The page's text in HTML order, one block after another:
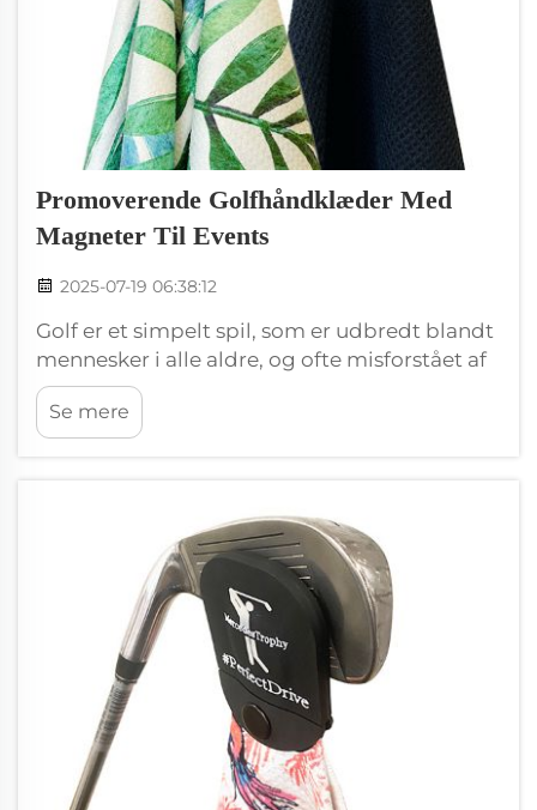
Promoverende Golfhåndklæder Med
Magneter Til Events
2025-07-19 06:38:12
Golf er et simpelt spil, som er udbredt blandt
mennesker i alle aldre, og ofte misforstået af
dem. Det består i at slå en lille bold i en række
huller på en udendørs bane. Et håndklæde er
et af de mest essentielle værktøjer, som alle
Se mere